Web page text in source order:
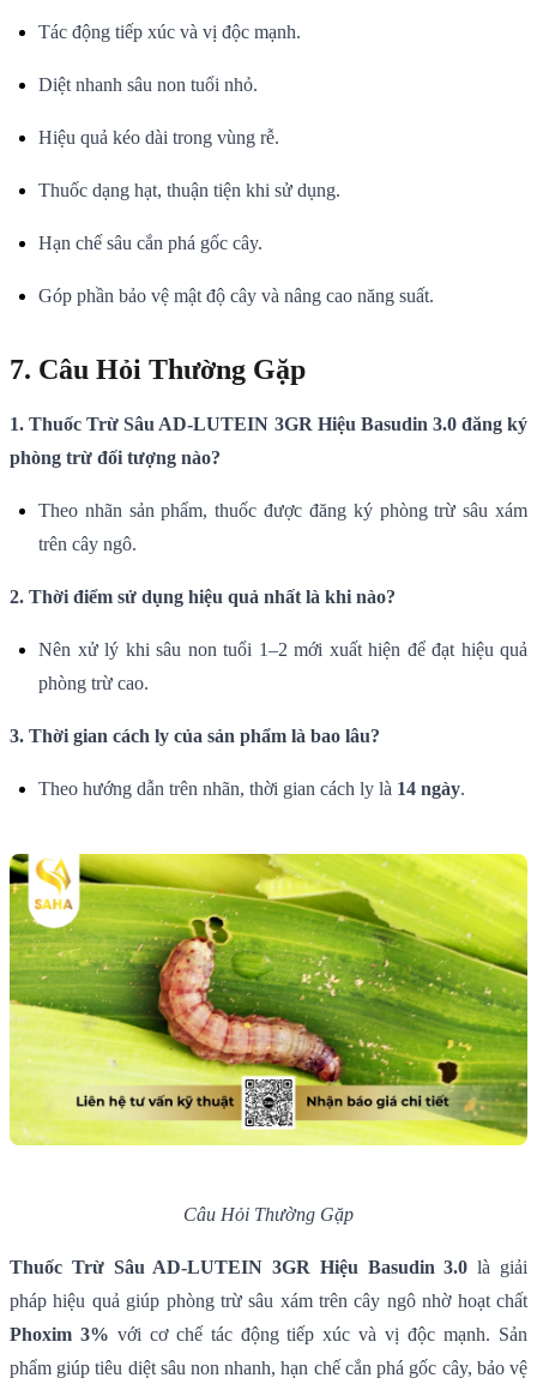
Tác động tiếp xúc và vị độc mạnh.
Diệt nhanh sâu non tuổi nhỏ.
Hiệu quả kéo dài trong vùng rễ.
Thuốc dạng hạt, thuận tiện khi sử dụng.
Hạn chế sâu cắn phá gốc cây.
Góp phần bảo vệ mật độ cây và nâng cao năng suất.
7. Câu Hỏi Thường Gặp
1. Thuốc Trừ Sâu AD-LUTEIN 3GR Hiệu Basudin 3.0 đăng ký
phòng trừ đối tượng nào?
Theo nhãn sản phẩm, thuốc được đăng ký phòng trừ sâu xám
trên cây ngô.
2. Thời điểm sử dụng hiệu quả nhất là khi nào?
Nên xử lý khi sâu non tuổi 1–2 mới xuất hiện để đạt hiệu quả
phòng trừ cao.
3. Thời gian cách ly của sản phẩm là bao lâu?
Theo hướng dẫn trên nhãn, thời gian cách ly là 14 ngày.
Câu Hỏi Thường Gặp
Thuốc Trừ Sâu AD-LUTEIN 3GR Hiệu Basudin 3.0 là giải
pháp hiệu quả giúp phòng trừ sâu xám trên cây ngô nhờ hoạt chất
Phoxim 3% với cơ chế tác động tiếp xúc và vị độc mạnh. Sản
phẩm giúp tiêu diệt sâu non nhanh, hạn chế cắn phá gốc cây, bảo vệ